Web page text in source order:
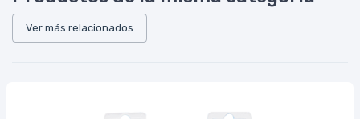
Ver más relacionados